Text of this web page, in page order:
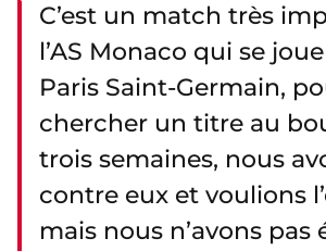
C’est un match très
l’AS Monaco qui se
Paris Saint-Germain,
chercher un titre au
trois semaines, nous
contre eux et voulions
mais nous n’avons pas